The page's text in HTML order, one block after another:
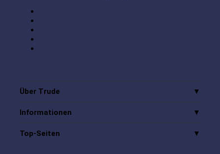
Über Trude
Informationen
Top-Seiten